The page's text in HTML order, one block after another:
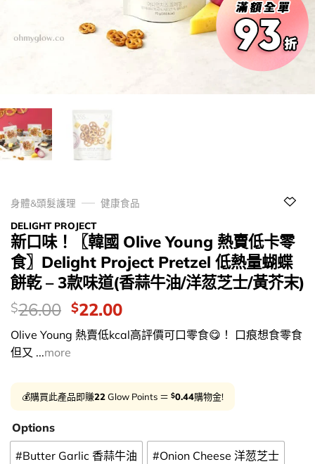
身體&頭髮護理
健康食品
DELIGHT PROJECT
新口味！〖韓國 Olive Young 熱賣低卡零
食〗Delight Project Pretzel 低熱量蝴蝶
餅乾 – 3款味道(香蒜牛油/洋䓤芝士/黃芥末)
價
錢：
$26.00 Original
price
was:
$22.00Current
price
is:
Olive Young 熱賣低kcal高評價可口零食😋！ 口痕想食零食
但又 ...more
💰購買此產品即賺22Glow Points ＝ $0.44購物金!
Options
#Butter Garlic 香蒜牛油 #Onion Cheese 洋䓤芝士